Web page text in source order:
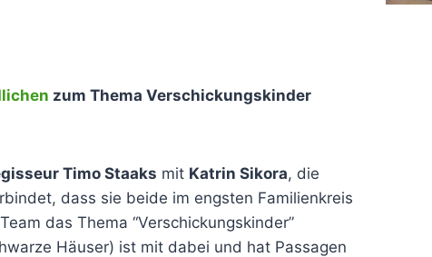
zum Thema Verschickungskinder
Timo Staaks mit Katrin Sikora, die
dass sie beide im engsten Familienkreis
das Thema “Verschickungskinder”
Häuser) ist mit dabei und hat Passagen